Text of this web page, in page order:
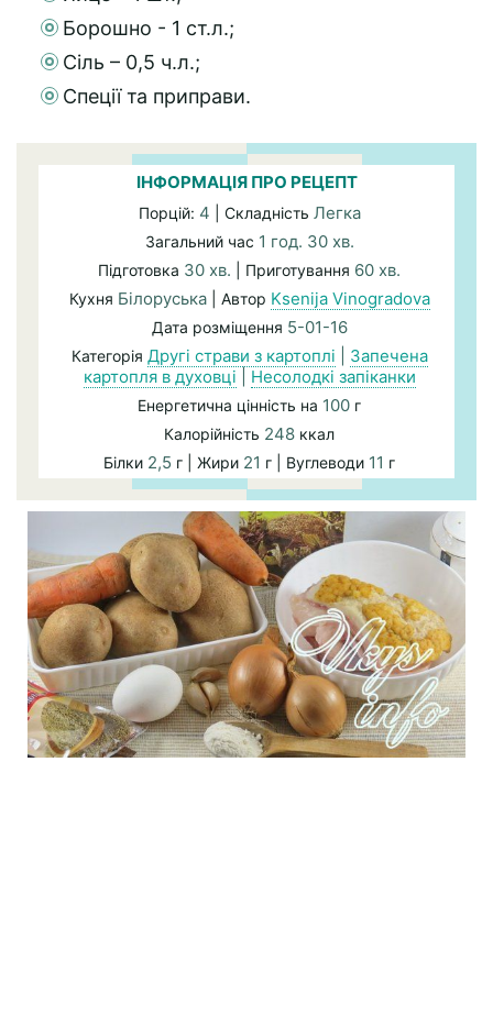
Борошно - 1 ст.л.;
Сіль – 0,5 ч.л.;
Спеції та приправи.
ІНФОРМАЦІЯ ПРО РЕЦЕПТ
Порцій: 4 | Складність Легка
Загальний час 1 год. 30 хв.
Підготовка 30 хв. | Приготування 60 хв.
Кухня Білоруська| Автор Ksenija Vinogradova
Дата розміщення 5-01-16
Категорія Другі страви з картоплі
Запечена
картопля в духовці
Несолодкі запіканки
Енергетична цінність на 100 г
Калорійність 248 ккал
Білки 2,5 г | Жири 21 г | Вуглеводи 11 г